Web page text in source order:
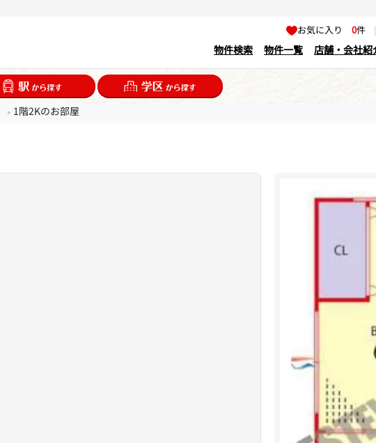
お気に入り0件 |
物件検索 物件一覧 店舗・会社紹
1階2Kのお部屋